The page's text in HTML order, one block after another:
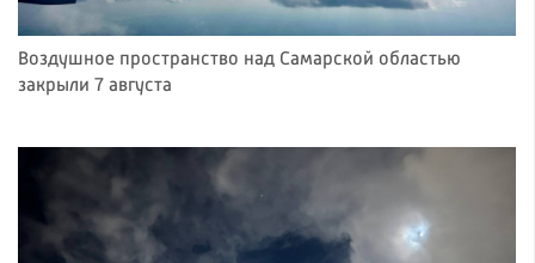
Воздушное пространство над Самарской областью
закрыли 7 августа